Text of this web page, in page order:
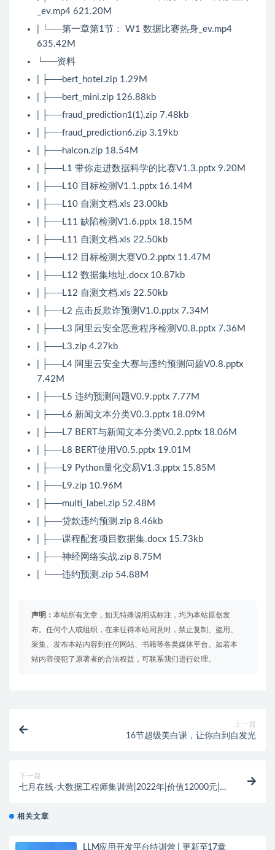
_ev.mp4 621.20M
| └──第一章第1节： W1 数据比赛热身_ev.mp4
635.42M
└──资料
| ├──bert_hotel.zip 1.29M
| ├──bert_mini.zip 126.88kb
| ├──fraud_prediction1(1).zip 7.48kb
| ├──fraud_prediction6.zip 3.19kb
| ├──halcon.zip 18.54M
| ├──L1 带你走进数据科学的比赛V1.3.pptx 9.20M
| ├──L10 目标检测V1.1.pptx 16.14M
| ├──L10 自测文档.xls 23.00kb
| ├──L11 缺陷检测V1.6.pptx 18.15M
| ├──L11 自测文档.xls 22.50kb
| ├──L12 目标检测大赛V0.2.pptx 11.47M
| ├──L12 数据集地址.docx 10.87kb
| ├──L12 自测文档.xls 22.50kb
| ├──L2 点击反欺诈预测V1.0.pptx 7.34M
| ├──L3 阿里云安全恶意程序检测V0.8.pptx 7.36M
| ├──L3.zip 4.27kb
| ├──L4 阿里云安全大赛与违约预测问题V0.8.pptx
7.42M
| ├──L5 违约预测问题V0.9.pptx 7.77M
| ├──L6 新闻文本分类V0.3.pptx 18.09M
| ├──L7 BERT与新闻文本分类V0.2.pptx 18.06M
| ├──L8 BERT使用V0.5.pptx 19.01M
| ├──L9 Python量化交易V1.3.pptx 15.85M
| ├──L9.zip 10.96M
| ├──multi_label.zip 52.48M
| ├──贷款违约预测.zip 8.46kb
| ├──课程配套项目数据集.docx 15.73kb
| ├──神经网络实战.zip 8.75M
| └──违约预测.zip 54.88M
声明： 本站所有文章，如无特殊说明或标注，均为本站原创发
布。任何个人或组织，在未征得本站同意时，禁止复制、盗用、
采集、发布本站内容到任何网站、书籍等各类媒体平台。如若本
站内容侵犯了原著者的合法权益，可联系我们进行处理。
上一篇
16节超级美白课，让你白到自发光
下一篇
七月在线-大数据工程师集训营|2022年|价值12000元|
相关文章
LLM应用开发平台特训营 | 更新至17章